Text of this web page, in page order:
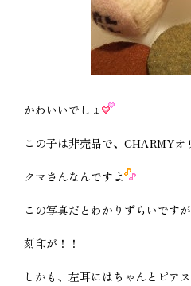
かわいいでしょ
この子は非売品で、CHARMYオ
クマさんなんですよ
この写真だとわかりずらいです
刻印が！！
しかも、左耳にはちゃんとピア